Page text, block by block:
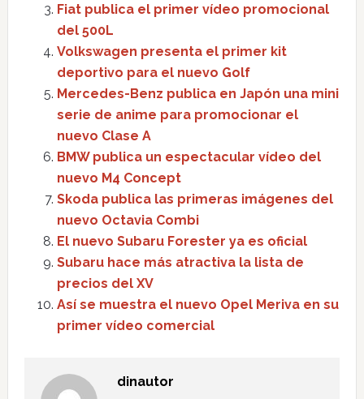
Fiat publica el primer vídeo promocional
del 500L
Volkswagen presenta el primer kit
deportivo para el nuevo Golf
Mercedes-Benz publica en Japón una mini
serie de anime para promocionar el
nuevo Clase A
BMW publica un espectacular vídeo del
nuevo M4 Concept
Skoda publica las primeras imágenes del
nuevo Octavia Combi
El nuevo Subaru Forester ya es oficial
Subaru hace más atractiva la lista de
precios del XV
Así se muestra el nuevo Opel Meriva en su
primer vídeo comercial
dinautor